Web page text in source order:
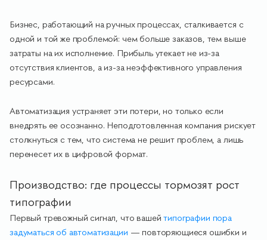
Бизнес, работающий на ручных процессах, сталкивается с
одной и той же проблемой: чем больше заказов, тем выше
затраты на их исполнение. Прибыль утекает не из-за
отсутствия клиентов, а из-за неэффективного управления
ресурсами.
Автоматизация устраняет эти потери, но только если
внедрять ее осознанно. Неподготовленная компания рискует
столкнуться с тем, что система не решит проблем, а лишь
перенесет их в цифровой формат.
Производство: где процессы тормозят рост
типографии
Первый тревожный сигнал, что вашейтипографии пора
задуматься об автоматизации — повторяющиеся ошибки и